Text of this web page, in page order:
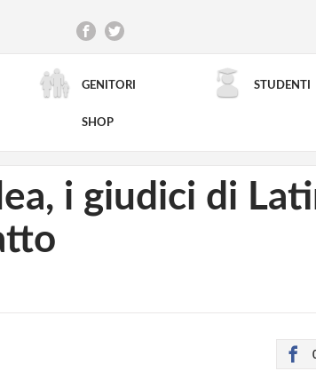
GENITORI STUDENTI
SHOP
RICERCA AVANZATA
i giudici di